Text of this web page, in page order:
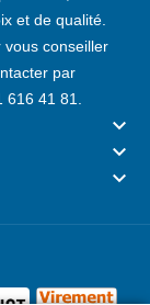
et de qualité.
vous conseiller
par
616 41 81
keyboard_arrow_down
keyboard_arrow_down
keyboard_arrow_down